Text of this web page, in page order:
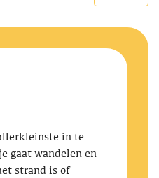
in te
gaat wandelen en
strand is of